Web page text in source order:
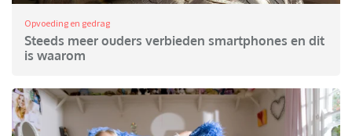
Opvoeding en gedrag
Steeds meer ouders verbieden smartphones en dit
is waarom